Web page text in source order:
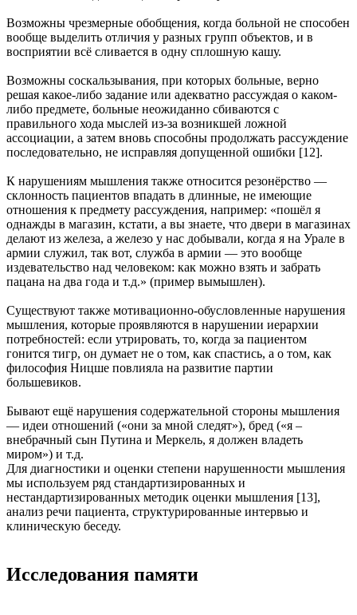
Возможны чрезмерные обобщения, когда больной не способен
вообще выделить отличия у разных групп объектов, и в
восприятии всё сливается в одну сплошную кашу.
Возможны соскальзывания, при которых больные, верно
решая какое-либо задание или адекватно рассуждая о каком-
либо предмете, больные неожиданно сбиваются с
правильного хода мыслей из-за возникшей ложной
ассоциации, а затем вновь способны продолжать рассуждение
последовательно, не исправляя допущенной ошибки [12].
К нарушениям мышления также относится резонёрство —
склонность пациентов впадать в длинные, не имеющие
отношения к предмету рассуждения, например: «пошёл я
однажды в магазин, кстати, а вы знаете, что двери в магазинах
делают из железа, а железо у нас добывали, когда я на Урале в
армии служил, так вот, служба в армии — это вообще
издевательство над человеком: как можно взять и забрать
пацана на два года и т.д.» (пример вымышлен).
Существуют также мотивационно-обусловленные нарушения
мышления, которые проявляются в нарушении иерархии
потребностей: если утрировать, то, когда за пациентом
гонится тигр, он думает не о том, как спастись, а о том, как
философия Ницше повлияла на развитие партии
большевиков.
Бывают ещё нарушения содержательной стороны мышления
— идеи отношений («они за мной следят»), бред («я –
внебрачный сын Путина и Меркель, я должен владеть
миром») и т.д.
Для диагностики и оценки степени нарушенности мышления
мы используем ряд стандартизированных и
нестандартизированных методик оценки мышления [13],
анализ речи пациента, структурированные интервью и
клиническую беседу.
Исследования памяти